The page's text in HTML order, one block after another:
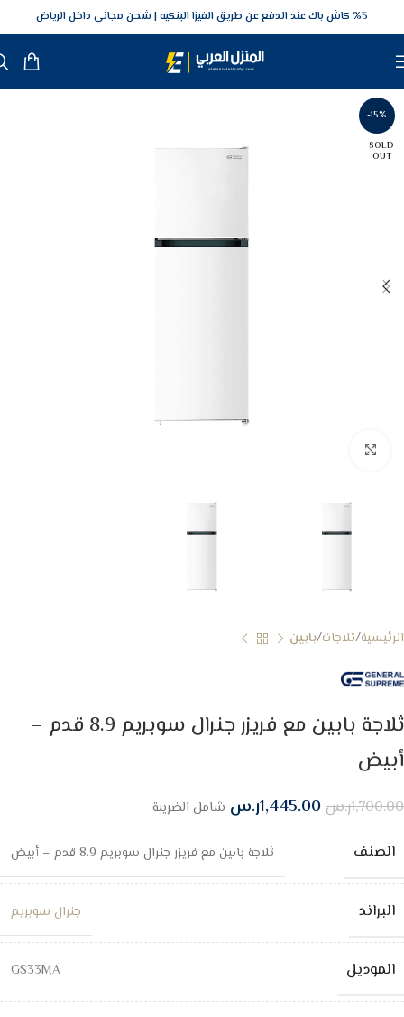
5‎% كاش باك عند الدفع عن طريق الفيزا البنكيه شحن مجاني داخل الرياض
-15%
SOLD
OUT
الرئيسية ثلاجات بابين
ثلاجة بابين مع فريزر جنرال سوبريم 8.9 قدم –
أبيض
1,700.00ر.س1,445.00ر.س شامل الضريبة
الصنف ثلاجة بابين مع فريزر جنرال سوبريم 8.9 قدم – أبيض
البراند جنرال سوبريم
الموديل GS33MA